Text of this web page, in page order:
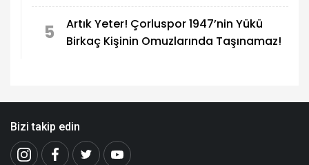
5
Artık Yeter! Çorluspor 1947’nin Yükü
Birkaç Kişinin Omuzlarında Taşınamaz!
Bizi takip edin